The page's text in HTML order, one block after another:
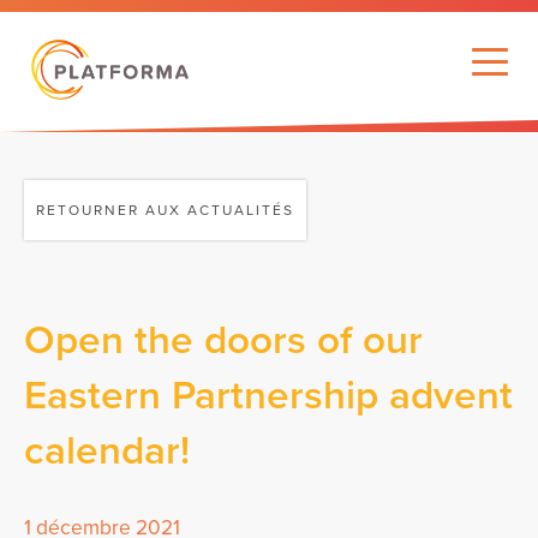
RETOURNER AUX ACTUALITÉS
Open the doors of our
Eastern Partnership advent
calendar!
1 décembre 2021